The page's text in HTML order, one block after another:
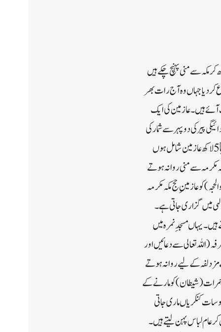
باندھ کر مکہ سے منی پہنچ چکے ہیں
کر دیا جہاں وہ آج رات بھر
ہیں۔ عازمین کی ایک
پیر کی دوپہر سے شمار کی
جاتی ہے۔ یوم ترویہ (اسلامی تقویم کے مطابق 8 ذی الحجہ کا دن)میں سعودی عرب اور پڑوسی خلیجی ممالک سے تقریباً 5 لاکھ عازمین شامل ہوں
مکرمہ سے منی روانہ ہوتے
سے لے کر نو ذی الحجہ (یوم عرفہ)کی فجر تک پانچ نمازیں ادا کرتے ہوئے رات گزارتے ہیں۔ (8 ذوالحجہ) کوعازمینِ حج مکہ مکرمہ
میں گزاری جاتی ہے۔
ہیں۔یہاں مسجدِ نمرہ میں
تعالی سے دعائیں اور
نماز پڑھے مزدلفہ کے لیے روانہ ہوتے
جمرات(شیطان)کو مارنے کے
سات کنکریاں ماری جاتی
عام لباس پہن لیتے ہیں۔